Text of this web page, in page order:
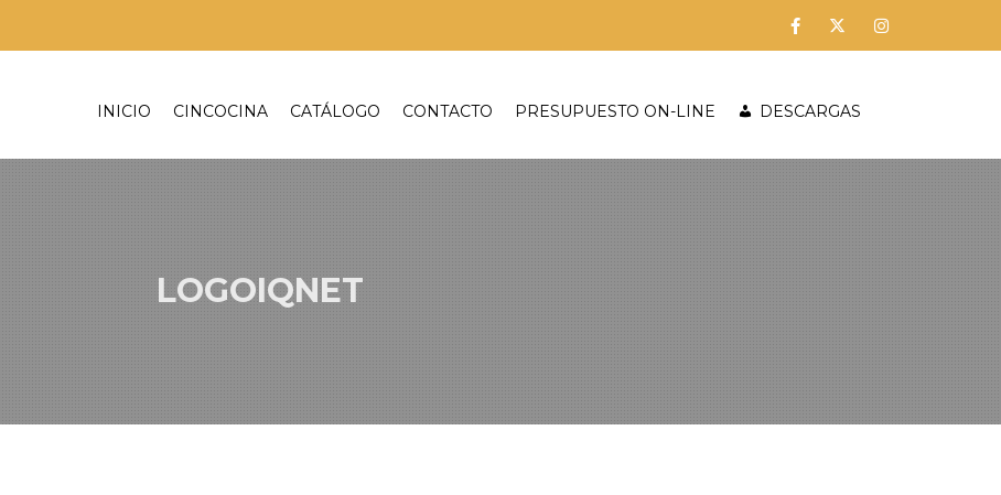
INICIO CINCOCINA CATÁLOGO CONTACTO PRESUPUESTO ON-LINE DESCARGAS
LOGOIQNET